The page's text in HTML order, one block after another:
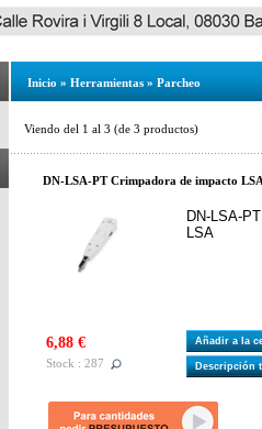
Inicio » Herramientas » Parcheo
Viendo del 1 al 3 (de 3 productos)
DN-LSA-PT Crimpadora de impacto
DN-LSA-
LSA
6,88 €
Stock : 287
Añadir a la
Descripción